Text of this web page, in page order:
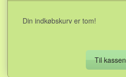
Din indkøbskurv er tom!
Til kassen